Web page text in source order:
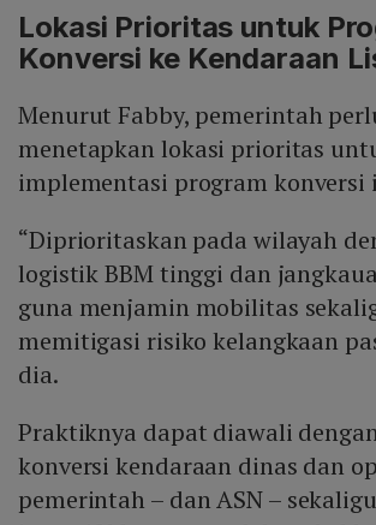
Lokasi Prioritas untuk
Konversi ke Kendaraan
Menurut Fabby, pemerintah
menetapkan lokasi prioritas
implementasi program konversi
“Diprioritaskan pada wilayah
logistik BBM tinggi dan
guna menjamin mobilitas
memitigasi risiko kelangkaan
dia.
Praktiknya dapat diawali
konversi kendaraan dinas dan
pemerintah – dan ASN –